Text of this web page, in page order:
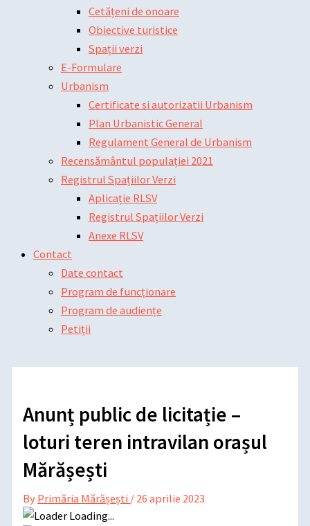
Cetățeni de onoare
Obiective turistice
Spații verzi
E-Formulare
Urbanism
Certificate si autorizatii Urbanism
Plan Urbanistic General
Regulament General de Urbanism
Recensământul populației 2021
Registrul Spațiilor Verzi
Aplicație RLSV
Registrul Spațiilor Verzi
Anexe RLSV
Contact
Date contact
Program de funcționare
Program de audiențe
Petiții
Anunț public de licitație –
loturi teren intravilan orașul
Mărășești
By Primăria Mărășești / 26 aprilie 2023
Loading...